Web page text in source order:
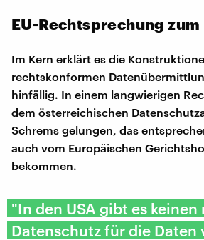
EU-Rechtsprechung
Im Kern erklärt es die
rechtskonformen
hinfällig. In einem langwierigen
dem österreichischen
Schrems gelungen, das
auch vom Europäischen
bekommen.
"In den USA gibt es keinen
Datenschutz für die Daten